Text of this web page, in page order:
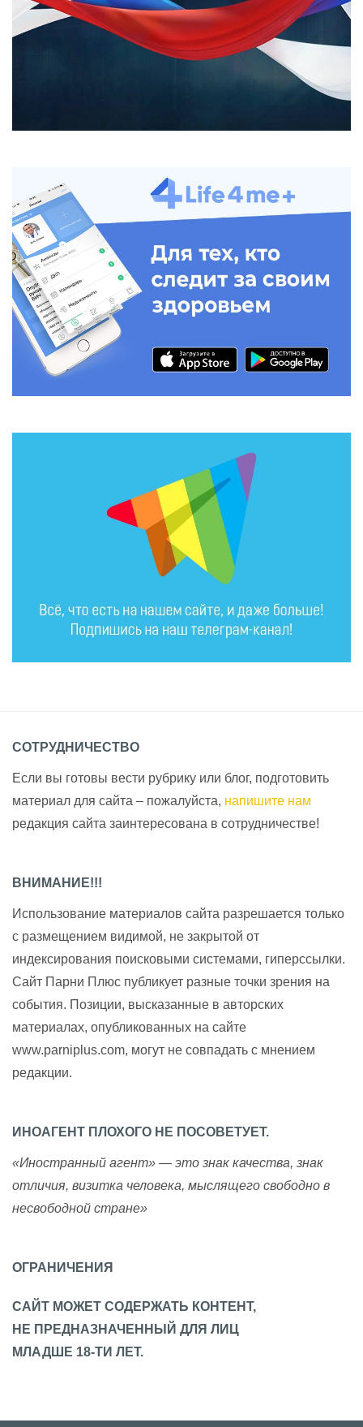
СОТРУДНИЧЕСТВО
Если вы готовы вести рубрику или блог, подготовить
материал для сайта – пожалуйста, напишите нам
редакция сайта заинтересована в сотрудничестве!
ВНИМАНИЕ!!!
Использование материалов сайта разрешается только
с размещением видимой, не закрытой от
индексирования поисковыми системами, гиперссылки.
Сайт Парни Плюс публикует разные точки зрения на
события. Позиции, высказанные в авторских
материалах, опубликованных на сайте
www.parniplus.com, могут не совпадать с мнением
редакции.
ИНОАГЕНТ ПЛОХОГО НЕ ПОСОВЕТУЕТ.
«Иностранный агент» — это знак качества, знак
отличия, визитка человека, мыслящего свободно в
несвободной стране»
ОГРАНИЧЕНИЯ
САЙТ МОЖЕТ СОДЕРЖАТЬ КОНТЕНТ,
НЕ ПРЕДНАЗНАЧЕННЫЙ ДЛЯ ЛИЦ
МЛАДШЕ 18-ТИ ЛЕТ.